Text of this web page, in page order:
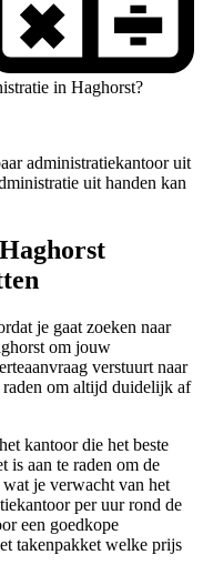
in Haghorst?
administratiekantoor uit
uit handen kan
je gaat zoeken naar
om jouw
verstuurt naar
raden om altijd duidelijk af
kantoor die het beste
is aan te raden om de
je verwacht van het
per uur rond de
een goedkope
takenpakket welke prijs